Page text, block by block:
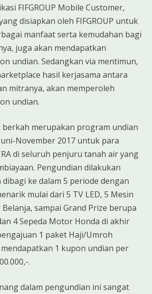
FIFGROUP Mobile Customer,
disiapkan oleh FIFGROUP untuk
manfaat serta kemudahan bagi
juga akan mendapatkan
undian. Sedangkan via mentimun,
hasil kerjasama antara
mitranya, akan memperoleh
undian.
berkah merupakan program undian
November 2017 untuk para
di seluruh penjuru tanah air yang
Pengundian dilakukan
ke dalam 5 periode dengan
mulai dari 5 TV LED, 5 Mesin
Belanja, sampai Grand Prize berupa
4 Sepeda Motor Honda di akhir
1 paket Haji/Umroh
1 kupon undian per
.
dalam pengundian ini sangat